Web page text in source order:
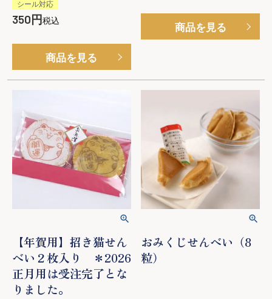
シール対応
350 税込
商品を見る
商品を見る
【年賀用】招き猫せん
べい２枚入り ＊2026
正月用は受注完了とな
りました。
おみくじせんべい（8
粒）